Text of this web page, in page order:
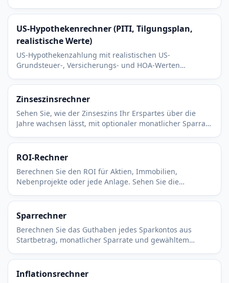
viel Sie sparen können.
US-Hypothekenrechner (PITI, Tilgungsplan,
realistische Werte)
US-Hypothekenzahlung mit realistischen US-
Grundsteuer-, Versicherungs- und HOA-Werten
Tilgungsplan enthalten.
Zinseszinsrechner
Sehen Sie, wie der Zinseszins Ihr Erspartes über die
Jahre wachsen lässt, mit optionaler monatlicher Sparrate
ROI-Rechner
Berechnen Sie den ROI für Aktien, Immobilien,
Nebenprojekte oder jede Anlage. Sehen Sie die
pro Jahr.
Sparrechner
Berechnen Sie das Guthaben jedes Sparkontos aus
Startbetrag, monatlicher Sparrate und gewähltem
Inflationsrechner